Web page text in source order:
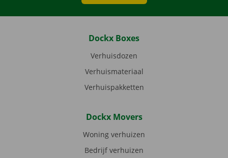
Dockx Boxes
Verhuisdozen
Verhuismateriaal
Verhuispakketten
Dockx Movers
Woning verhuizen
Bedrijf verhuizen